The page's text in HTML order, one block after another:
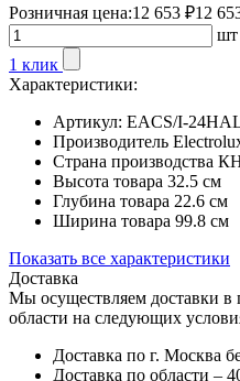
Розничная цена:12 653 ₽12
шт
1 клик
Характеристики:
Артикул: EACS/I-
Производитель
Страна производства
Высота товара 32.5 см
Глубина товара 22.6 см
Ширина товара 99.8 см
Показать все характеристики
Доставка
Мы осуществляем доставки
области на следующих
Доставка по г. Москва
Доставка по области –